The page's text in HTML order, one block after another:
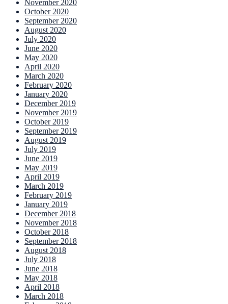
November 2020
October 2020
September 2020
August 2020
July 2020
June 2020
May 2020
April 2020
March 2020
February 2020
January 2020
December 2019
November 2019
October 2019
September 2019
August 2019
July 2019
June 2019
May 2019
April 2019
March 2019
February 2019
January 2019
December 2018
November 2018
October 2018
September 2018
August 2018
July 2018
June 2018
May 2018
April 2018
March 2018